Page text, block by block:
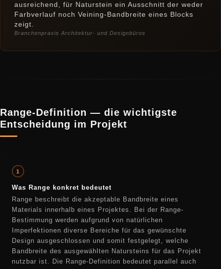
ausreichend, für Naturstein ein Ausschnitt der weder
Farbverlauf noch Veining-Bandbreite eines Blocks
zeigt.
Branchenpraxis Architektur- und Designbüros
Range-Definition — die wichtigste
Entscheidung im Projekt
1
Was Range konkret bedeutet
Range beschreibt die akzeptable Bandbreite eines
Materials innerhalb eines Projektes. Bei der Range-
Bestimmung werden aufgrund von natürlichen
Imperfektionen diverse Bereiche für das gewünschte
Design ausgeschlossen und somit festgelegt, welche
Bandbreite des ausgewählten Natursteins für das Projekt
nutzbar ist. Die Range-Definition bedeutet parallel auch